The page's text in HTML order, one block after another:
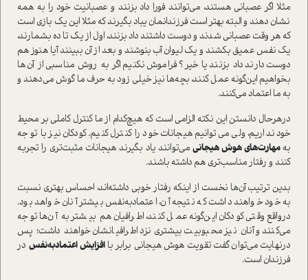
مثلا اگر عصباني هستند، مي‌توانند فورا‌ داد بزنند‌ و عصبانيت خود را به همه
نشان دهند‌ و البته بهتر است فرزندانمان یباد بگیرند که‌ مثلا اين‌ يك بازي‌ است
كه هر وقت عصباني شدند‌ و دوست داشتند‌ داد بزنند‌، اول ‌از يك تا ده بشمارند‌،
يك نفس عميق بكشند و يك ليوان آب بنوشند و بعد از آن‌ ببينند آيا هنوز هم
دوست دارند داد بزنند یا خیر‌؟ فراموش نكنيم اگر به روش مناسبي از آن‌ها
بخواهيم اين‌گونه عمل كنند، بچه‌‌ها‌ نيز خيلي زود به حرف ما گوش مي‌دهند و
به ما اعتماد مي‌كنند‌.
درهرحال دانستن این نکته الزامی است که هيچ‌كدام از ما كنترل ‌كاملي بر محيط
خود نداريم، ولي مي‌توانيم هيجانات خود را كنترل كنيم‌. كودكان‌ نيز با توجه
به مهارت‌هاي‌ هوش هيجاني مي‌توانند ياد بگيرند هيجانات مثبت‌تري را تجربه
كنند‌ و رفتار مناسب‌تري‌ هم داشته باشند‌.
بدين ترتيب‌ آن‌ها نخست‌ از اينكه رفتار خوبي داشته‌اند، ‌احساس بهتري‌ نسبت
به خود خواهند داشت‌ که نتیجه آن، اعتمادبه‌نفس بيشتر آنان خواهد بود‌.‌
درواقع وقتي كودكان اين‌گونه عمل كنند، اطرافيان هم بيشتر به ‌آن‌ها توجه
مي‌كنند و آنان نیز محبوبيت بيشتري نزد اطرافیانشان خواهند داشت؛ پس
درنهایت می‌توان گفت تقویت هوش هيجاني برابر باافزايش اعتماد‌به‌نفس در
فرزندان است.